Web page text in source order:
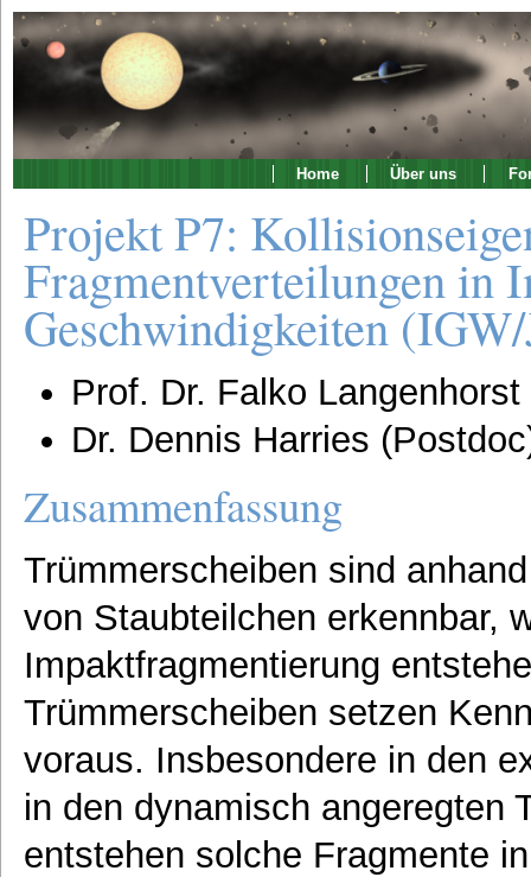
Home Über uns
Projekt P7:
Fragmentverteilungen in
Geschwindigkeiten
Prof. Dr. Falko
Dr. Dennis Harries
Zusammenfassung
Trümmerscheiben sind
von Staubteilchen erkennbar,
Impaktfragmentierung
Trümmerscheiben setzen
voraus. Insbesondere in den
in den dynamisch angeregten
entstehen solche Fragmente